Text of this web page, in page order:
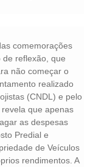
comemorações
reflexão, que
não começar o
realizado
(CNDL) e pelo
revela que apenas
as despesas
Predial e
de Veículos
rendimentos. A